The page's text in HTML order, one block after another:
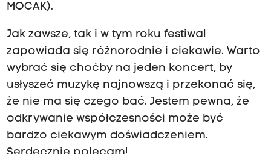
MOCAK).
Jak zawsze, tak i w tym roku festiwal
zapowiada się różnorodnie i ciekawie. Warto
wybrać się choćby na jeden koncert, by
usłyszeć muzykę najnowszą i przekonać się,
że nie ma się czego bać. Jestem pewna, że
odkrywanie współczesności może być
bardzo ciekawym doświadczeniem.